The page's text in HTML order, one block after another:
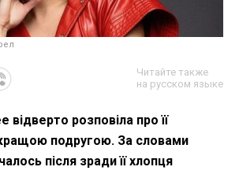
Читайте также
на русском языке
відверто розповіла про її
подругою. За словами
після зради її хлопця